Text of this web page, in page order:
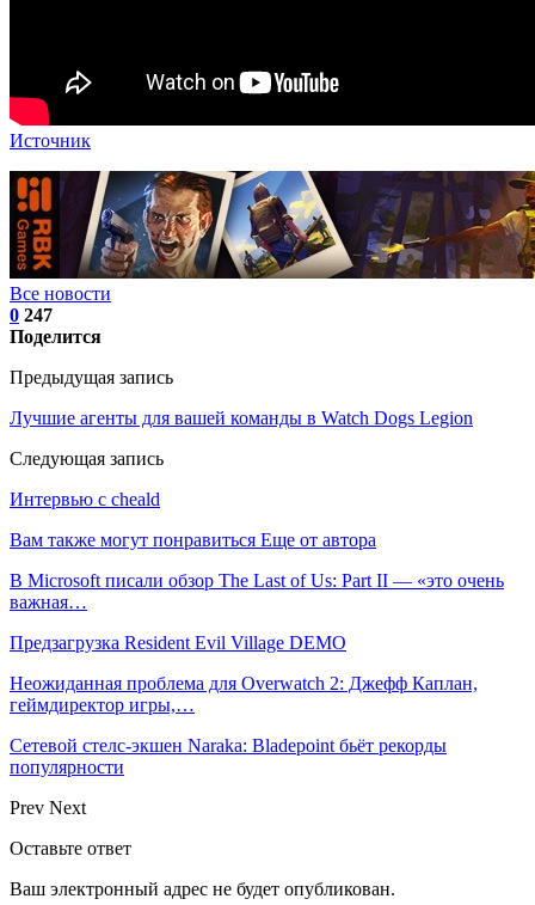
Источник
Все новости
0 247
Поделится
Предыдущая запись
Лучшие агенты для вашей команды в Watch Dogs Legion
Следующая запись
Интервью с cheald
Вам также могут понравиться Еще от автора
В Microsoft писали обзор The Last of Us: Part II — «это очень
важная…
Предзагрузка Resident Evil Village DEMO
Неожиданная проблема для Overwatch 2: Джефф Каплан,
геймдиректор игры,…
Сетевой стелс-экшен Naraka: Bladepoint бьёт рекорды
популярности
Prev Next
Оставьте ответ
Ваш электронный адрес не будет опубликован.